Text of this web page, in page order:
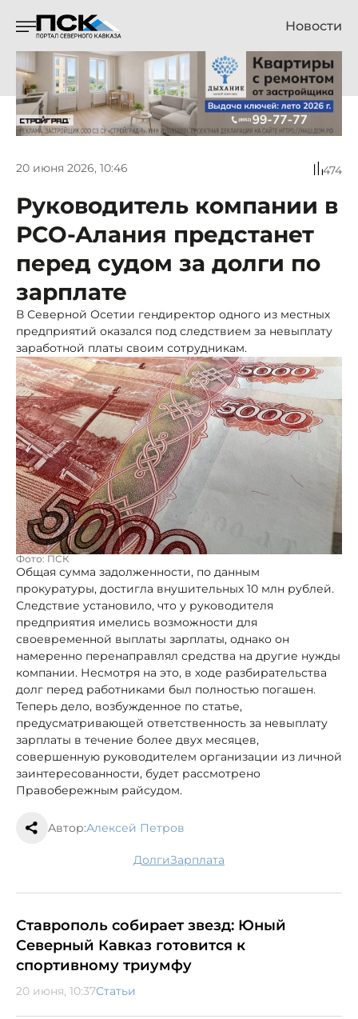
Новости
20 июня 2026, 10:46 474
Руководитель компании в
РСО-Алания предстанет
перед судом за долги по
зарплате
В Северной Осетии гендиректор одного из местных
предприятий оказался под следствием за невыплату
заработной платы своим сотрудникам.
Фото: ПСК
Общая сумма задолженности, по данным
прокуратуры, достигла внушительных 10 млн рублей.
Следствие установило, что у руководителя
предприятия имелись возможности для
своевременной выплаты зарплаты, однако он
намеренно перенаправлял средства на другие нужды
компании. Несмотря на это, в ходе разбирательства
долг перед работниками был полностью погашен.
Теперь дело, возбужденное по статье,
предусматривающей ответственность за невыплату
зарплаты в течение более двух месяцев,
совершенную руководителем организации из личной
заинтересованности, будет рассмотрено
Правобережным райсудом.
Автор:Алексей Петров
долги зарплата
Ставрополь собирает звезд: Юный
Северный Кавказ готовится к
спортивному триумфу
20 июня, 10:37Статьи